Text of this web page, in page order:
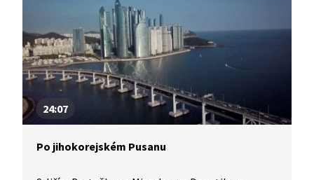
24:07
Po jihokorejském Pusanu